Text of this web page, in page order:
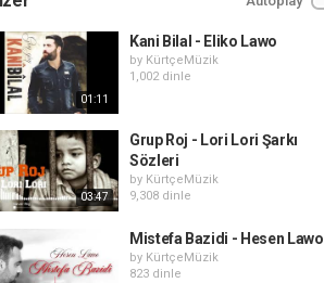
01:11
Kani Bilal - Eliko Lawo
by KürtçeMüzik
1,002 dinle
03:47
Grup Roj - Lori Lori Şarkı
Sözleri
by KürtçeMüzik
9,308 dinle
Mistefa Bazidi - Hesen Lawo
by KürtçeMüzik
823 dinle